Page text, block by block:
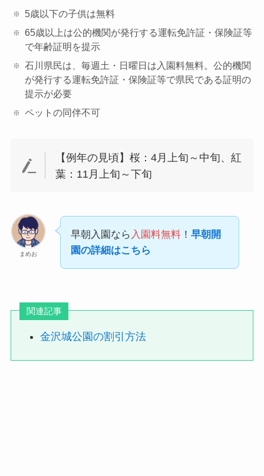
5歳以下の子供は無料
65歳以上は公的機関が発行する運転免許証・保険証等
で年齢証明を提示
石川県民は、毎週土・日曜日は入園料無料。公的機関
が発行する運転免許証・保険証等で県民である証明の
提示が必要
ペットの同伴不可
【例年の見頃】桜：4月上旬～中旬、紅
葉：11月上旬～下旬
まめお
早朝入園なら 入園料無料！ 早朝開
園の詳細はこちら
関連記事
金沢城公園の割引方法